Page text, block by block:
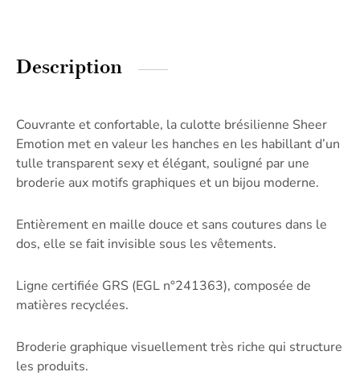
Description
Couvrante et confortable, la culotte brésilienne Sheer
Emotion met en valeur les hanches en les habillant d’un
tulle transparent sexy et élégant, souligné par une
broderie aux motifs graphiques et un bijou moderne.
Entièrement en maille douce et sans coutures dans le
dos, elle se fait invisible sous les vêtements.
Ligne certifiée GRS (EGL n°241363), composée de
matières recyclées.
Broderie graphique visuellement très riche qui structure
les produits.